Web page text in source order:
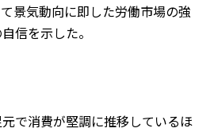
景気動向に即した労働市場の強
信を示した。
で消費が堅調に推移しているほ